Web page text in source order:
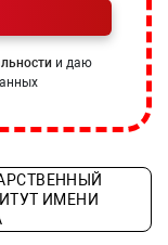
и даю
ИМЕНИ